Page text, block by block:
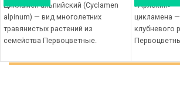
Цикламен альпийский (Cyclamen
alpinum) — вид многолетних
травянистых растений из
семейства Первоцветные.
листья часто имеют
«Арлекин» —
цикламена
клубневого
глазком,